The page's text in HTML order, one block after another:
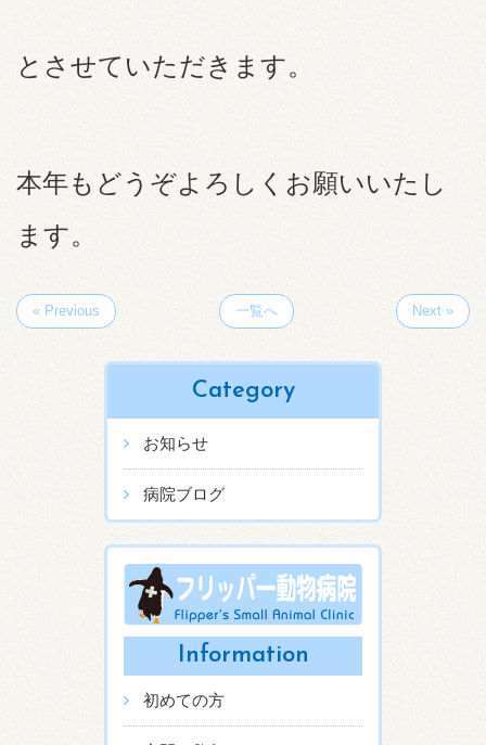
とさせていただきます。
本年もどうぞよろしくお願いいたし
ます。
« Previous 一覧へ Next »
Category
お知らせ
病院ブログ
Information
初めての方